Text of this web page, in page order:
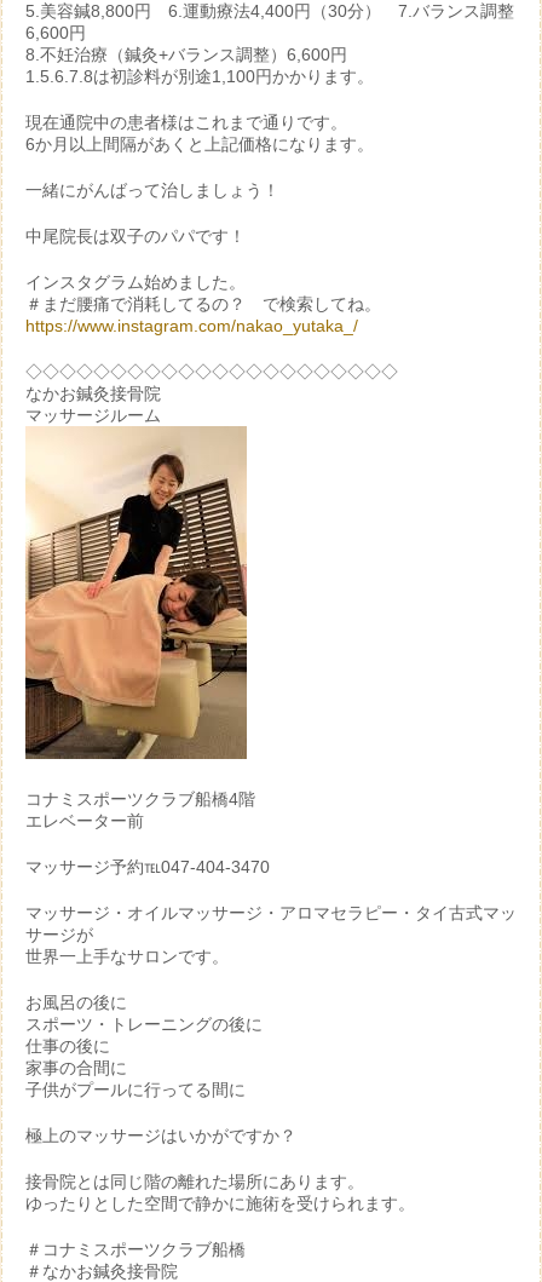
5.美容鍼8,800円 6.運動療法4,400円（30分） 7.バランス調整
6,600円
8.不妊治療（鍼灸+バランス調整）6,600円
1.5.6.7.8は初診料が別途1,100円かかります。
現在通院中の患者様はこれまで通りです。
6か月以上間隔があくと上記価格になります。
一緒にがんばって治しましょう！
中尾院長は双子のパパです！
インスタグラム始めました。
＃まだ腰痛で消耗してるの？ で検索してね。
https://www.instagram.com/nakao_yutaka_/
◇◇◇◇◇◇◇◇◇◇◇◇◇◇◇◇◇◇◇◇◇◇
なかお鍼灸接骨院
マッサージルーム
コナミスポーツクラブ船橋4階
エレベーター前
マッサージ予約℡047-404-3470
マッサージ・オイルマッサージ・アロマセラピー・タイ古式マッ
サージが
世界一上手なサロンです。
お風呂の後に
スポーツ・トレーニングの後に
仕事の後に
家事の合間に
子供がプールに行ってる間に
極上のマッサージはいかがですか？
接骨院とは同じ階の離れた場所にあります。
ゆったりとした空間で静かに施術を受けられます。
＃コナミスポーツクラブ船橋
＃なかお鍼灸接骨院